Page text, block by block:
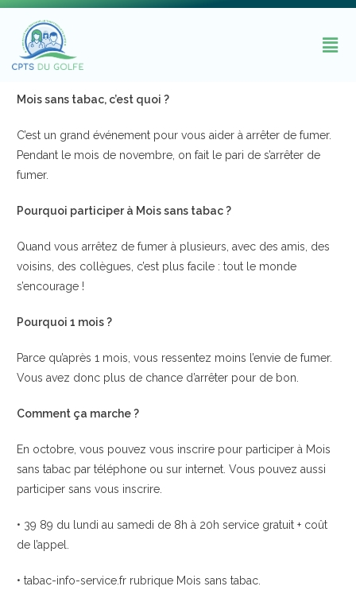
Mois sans tabac, c’est quoi ?
C’est un grand événement pour vous aider à arrêter de fumer.
Pendant le mois de novembre, on fait le pari de s’arrêter de
fumer.
Pourquoi participer à Mois sans tabac ?
Quand vous arrêtez de fumer à plusieurs, avec des amis, des
voisins, des collègues, c’est plus facile : tout le monde
s’encourage !
Pourquoi 1 mois ?
Parce qu’après 1 mois, vous ressentez moins l’envie de fumer.
Vous avez donc plus de chance d’arrêter pour de bon.
Comment ça marche ?
En octobre, vous pouvez vous inscrire pour participer à Mois
sans tabac par téléphone ou sur internet. Vous pouvez aussi
participer sans vous inscrire.
• 39 89 du lundi au samedi de 8h à 20h service gratuit + coût
de l’appel.
• tabac-info-service.fr rubrique Mois sans tabac.